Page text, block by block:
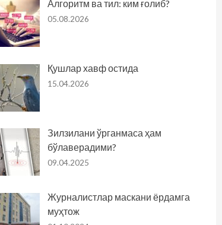
Алгоритм ва тил: ким ғолиб?
05.08.2026
Қушлар хавф остида
15.04.2026
Зилзилани ўрганмаса ҳам
бўлаверадими?
09.04.2025
Журналистлар маскани ёрдамга
муҳтож